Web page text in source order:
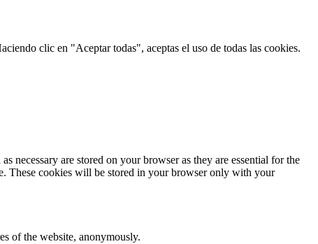
clic en "Aceptar todas", aceptas el uso de todas las cookies.
necessary are stored on your browser as they are essential for the
These cookies will be stored in your browser only with your
of the website, anonymously.